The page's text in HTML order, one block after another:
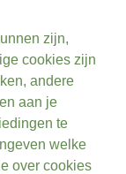
zijn,
cookies zijn
andere
aan je
te
welke
over cookies